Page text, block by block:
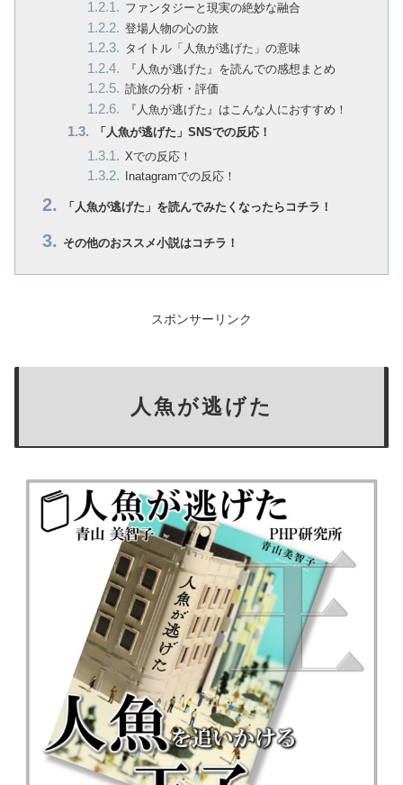
ファンタジーと現実の絶妙な融合
登場人物の心の旅
タイトル「人魚が逃げた」の意味
『人魚が逃げた』を読んでの感想まとめ
読旅の分析・評価
『人魚が逃げた』はこんな人におすすめ！
「人魚が逃げた」SNSでの反応！
Xでの反応！
Inatagramでの反応！
「人魚が逃げた」を読んでみたくなったらコチラ！
その他のおススメ小説はコチラ！
スポンサーリンク
人魚が逃げた